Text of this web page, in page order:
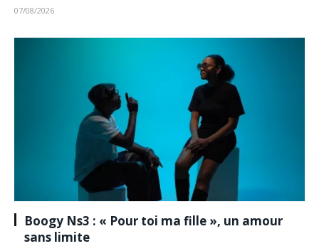
07/08/2026
Boogy Ns3 : « Pour toi ma fille », un amour
sans limite